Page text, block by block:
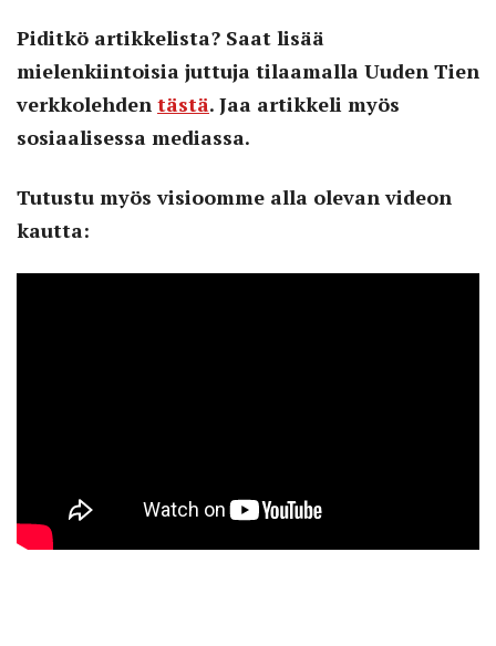
Piditkö artikkelista? Saat lisää
mielenkiintoisia juttuja tilaamalla Uuden Tien
verkkolehden tästä. Jaa artikkeli myös
sosiaalisessa mediassa.
Tutustu myös visioomme alla olevan videon
kautta: